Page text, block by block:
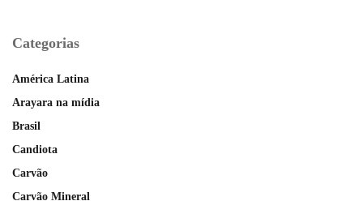
Categorias
América Latina
Arayara na mídia
Brasil
Candiota
Carvão
Carvão Mineral